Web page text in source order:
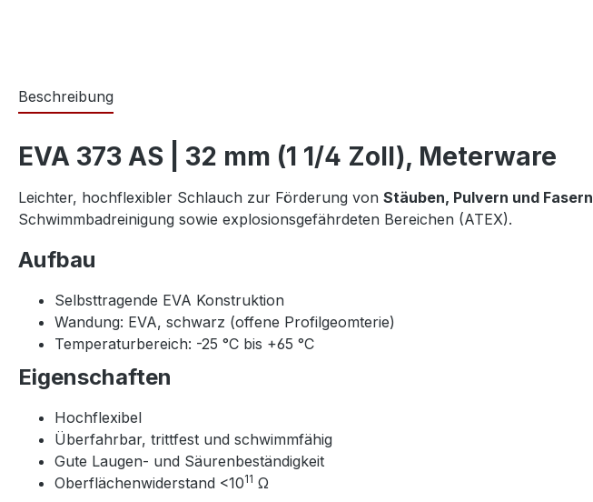
Beschreibung
EVA 373 AS | 32 mm (1 1/4 Zoll), Meterware
Leichter, hochflexibler Schlauch zur Förderung von Stäuben, Pulvern und Fasern
Schwimmbadreinigung sowie explosionsgefährdeten Bereichen (ATEX).
Aufbau
Selbsttragende EVA Konstruktion
Wandung: EVA, schwarz (offene Profilgeomterie)
Temperaturbereich: -25 °C bis +65 °C
Eigenschaften
Hochflexibel
Überfahrbar, trittfest und schwimmfähig
Gute Laugen- und Säurenbeständigkeit
Oberflächenwiderstand <1011 Ω